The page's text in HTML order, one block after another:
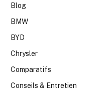
Blog
BMW
BYD
Chrysler
Comparatifs
Conseils & Entretien